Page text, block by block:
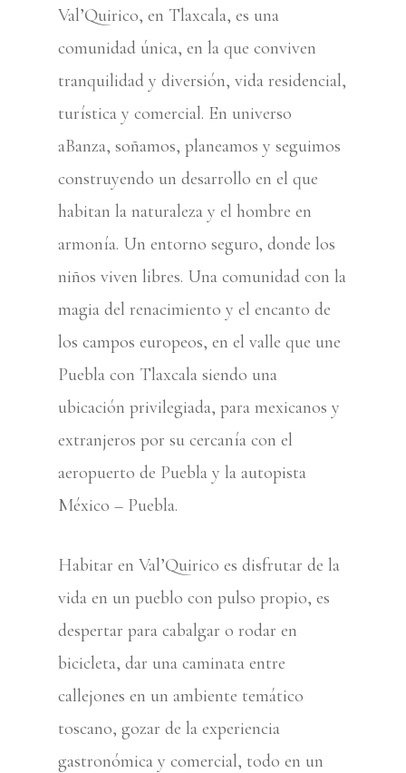
Val’Quirico, en Tlaxcala, es una
comunidad única, en la que conviven
tranquilidad y diversión, vida residencial,
turística y comercial. En universo
aBanza, soñamos, planeamos y seguimos
construyendo un desarrollo en el que
habitan la naturaleza y el hombre en
armonía. Un entorno seguro, donde los
niños viven libres. Una comunidad con la
magia del renacimiento y el encanto de
los campos europeos, en el valle que une
Puebla con Tlaxcala siendo una
ubicación privilegiada, para mexicanos y
extranjeros por su cercanía con el
aeropuerto de Puebla y la autopista
México – Puebla.
Habitar en Val’Quirico es disfrutar de la
vida en un pueblo con pulso propio, es
despertar para cabalgar o rodar en
bicicleta, dar una caminata entre
callejones en un ambiente temático
toscano, gozar de la experiencia
gastronómica y comercial, todo en un